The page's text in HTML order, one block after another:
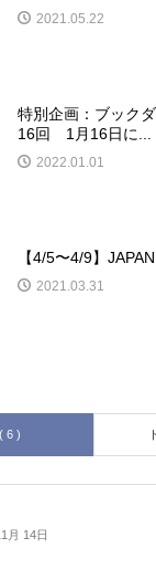
2021.05.22
特別企画：ブック
16回 1月16日に...
2022.01.01
【4/5〜4/9】
2021.03.31
6 )
月 14日